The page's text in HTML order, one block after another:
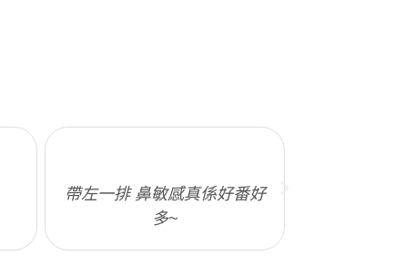
帶左一排 鼻敏感真係好番好
多~